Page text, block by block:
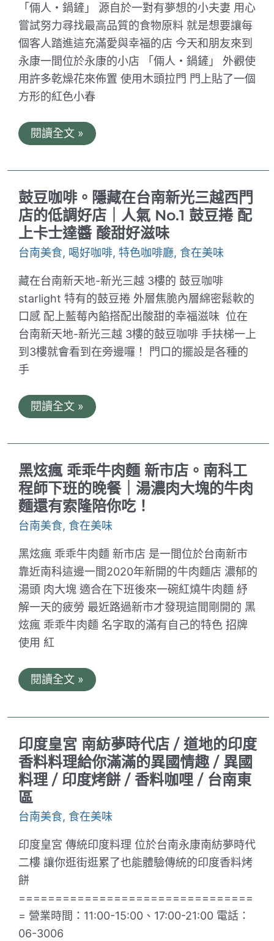
到
飽
只
要
199
元
｜
絕
對
風
的
自
燒
攤
「倆人・鍋鏟」 源自於一對有夢想的小夫妻 用心
嘗試努力尋找最高品質的食物原料 就是想要讓每
個客人踏進這充滿愛與幸福的店 今天和朋友來到
永康一間位於永康的小店 「倆人・鍋鏟」 外觀使
用許多乾燥花來佈置 使用木頭拉門 門上貼了一個
方形的紅色小春
倆
人.
南
小
夫
妻
的
幸
福
常
｜
簡
單
而
幸
福
的
店
閱讀全文 »
鼓豆咖啡。隱藏在台南新光三越西門
店的低調好店｜人氣 No.1 鼓豆捲 配
上卡士達醬 酸甜好滋味
台南美食, 喝好咖啡, 特色咖啡廳, 食在美味
藏在台南新天地-新光三越 3樓的 鼓豆咖啡
starlight 特有的鼓豆捲 外層焦脆內層綿密鬆軟的
口感 配上藍莓內餡搭配出酸甜的幸福滋味 位在
台南新天地-新光三越 3樓的鼓豆咖啡 手扶梯一上
到3樓就會看到在旁邊囉！ 門口的擺設是各種的
手
鼓
豆
藏
在
台
南
新
光
三
西
門
店
的
低
調
店
｜
人
No.1
鼓
豆
配
卡
士
達
醬
酸
甜
好
滋
味
閱讀全文 »
黑炫瘋 乖乖牛肉麵 新市店。南科工
程師下班的晚餐｜湯濃肉大塊的牛肉
麵還有索隆陪你吃！
台南美食, 食在美味
黑炫瘋 乖乖牛肉麵 新市店 是一間位於台南新市
靠近南科這邊一間2020年新開的牛肉麵店 濃郁的
湯頭 肉大塊 適合在下班後來一碗紅燒牛肉麵 紓
解一天的疲勞 最近路過新市才發現這間剛開的 黑
炫瘋 乖乖牛肉麵 名字取的滿有自己的特色 招牌
使用 紅
黑
炫
牛
肉
麵
新
市
店。
南
科
工
師
下
班
餐
｜
湯
濃
閱讀全文 »
印度皇宮 南紡夢時代店 / 道地的印度
香料料理給你滿滿的異國情趣 / 異國
料理 / 印度烤餅 / 香料咖哩 / 台南東
區
台南美食, 食在美味
印度皇宮 傳統印度料理 位於台南永康南紡夢時代
二樓 讓你逛街逛累了也能體驗傳統的印度香料烤
餅
================================
= 營業時間：11:00-15:00、17:00-21:00 電話：
06-3006